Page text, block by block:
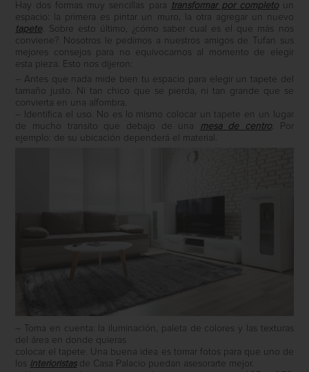
Hay dos formas muy sencillas para transformar por completoun
espacio: la primera es pintar un muro, la otra agregar un nuevo
tapete. Sobre esto último, ¿cómo saber cual es el que más nos
conviene? Nosotros le pedimos a nuestros amigos de Tufan sus
mejores consejos para no equivocarnos al momento de elegir
esta pieza. Esto nos dijeron:
– Antes que nada mide bien tu espacio para elegir un tapete del
tamaño justo. Ni tan chico que se pierda, ni tan grande que se
convierta en una alfombra.
– Identifica el uso. No es lo mismo colocar un tapete en un lugar
de mucho transito que debajo de una mesa de centro. Por
ejemplo: de su ubicación dependerá el material.
– Toma en cuenta: la iluminación, paleta de colores y las texturas
del área en donde quieras
colocar el tapete. Una buena idea es tomar fotos para que uno de
los interioristasde Casa Palacio puedan asesorarte mejor.